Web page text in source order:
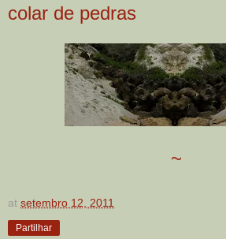
colar de pedras
~
at setembro 12, 2011
Partilhar